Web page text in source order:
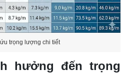
trọng lượng chi tiết
hưởng đến trọng